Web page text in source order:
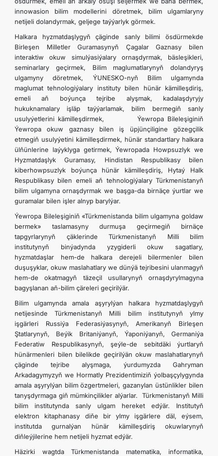
innowasion bilim modellerini döretmek, bilim ulgamlaryny
netijeli dolandyrmak, geljege taýýarlyk görmek.
Halkara hyzmatdaşlygyň çäginde sanly bilimi ösdürmekde
Birleşen Milletler Guramasynyň Çagalar Gaznasy bilen
interaktiw okuw simulýasiýalary ornaşdyrmak, bäsleşikleri,
seminarlary geçirmek, Bilim maglumatlarynyň dolandyryş
ulgamyny döretmek, ÝUNESKO-nyň Bilim ulgamynda
maglumat tehnologiýalary instituty bilen hünär kämilleşdiriş,
emeli aň boýunça tejribe alyşmak, kadalaşdyryjy
hukuknamalary işläp taýýarlamak, bilim bermegiň sanly
usulyýetlerini kämilleşdirmek, Ýewropa Bileleşiginiň
Ýewropa okuw gaznasy bilen iş üpjünçiligine gözegçilik
etmegiň usulyýetini kämilleşdirmek, hünär standartlary halkara
ülňünlerine laýyklyga getirmek, Ýewropada Howpsuzlyk we
Hyzmatdaşlyk Guramasy, Hindistan Respublikasy bilen
kiberhowpsuzlyk boýunça hünär kämilleşdiriş, Hytaý Halk
Respublikasy bilen emeli aň tehnologiýalary Türkmenistanyň
bilim ulgamyna ornaşdyrmak we başga-da birnäçe ýurtlar we
guramalar bilen işler alnyp barylýar.
Ýewropa Bileleşiginiň «Türkmenistanda bilim ulgamyna goldaw
bermek» taslamasyny durmuşa geçirmegiň birnäçe
tapgyrlarynyň çäklerinde Türkmenistanyň Milli bilim
institutynyň binýadynda yzygiderli okuw sagatlary,
hyzmatdaşlar hem-de halkara derejeli bilermenler bilen
duşuşyklar, okuw maslahatlary we dünýä tejribesini ulanmagyň
hem-de okatmagyň täzeçil usullarynyň ornaşdyrylmagyna
bagyşlanan aň-bilim çäreleri geçirilýär.
Bilim ulgamynda amala aşyrylýan halkara hyzmatdaşlygyň
netijesinde Türkmenistanyň Milli bilim institutynyň ylmy
işgärleri Russiýa Federasiýasynyň, Amerikanyň Birleşen
Ştatlarynyň, Beýik Britaniýanyň, Ýaponiýanyň, Germaniýa
Federatiw Respublikasynyň, şeýle-de sebitdäki ýurtlaryň
hünärmenleri bilen bilelikde geçirilýän okuw maslahatlarynyň
çäginde tejribe alyşmaga, ýurdumyzda Gahryman
Arkadagymyzyň we Hormatly Prezidentimiziň ýolbaşçylygynda
amala aşyrylýan bilim özgertmeleri, gazanylan üstünlikler bilen
tanyşdyrmaga giň mümkinçilikler alýarlar. Türkmenistanyň Milli
bilim institutynda sanly ulgam hereket edýär. Institutyň
elektron kitaphanasy diňe bir ylmy işgärlere däl, eýsem,
institutda gurnalýan hünär kämilleşdiriş okuwlarynyň
diňleýjilerine hem netijeli hyzmat edýär.
Häzirki wagtda Türkmenistanda matematika, informatika,